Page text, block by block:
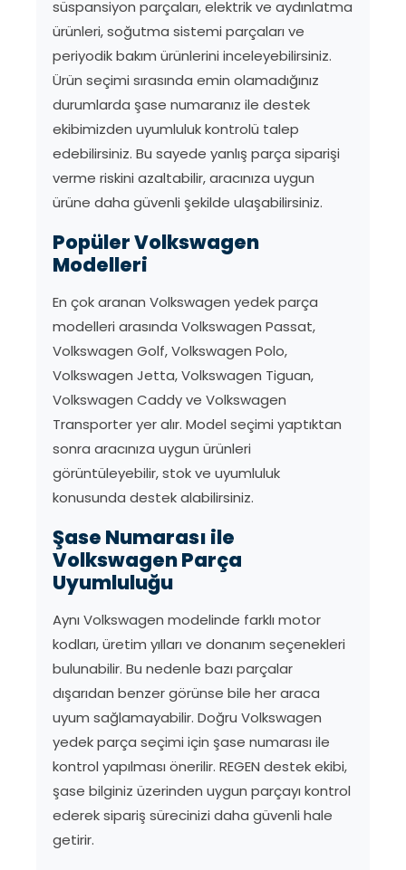
süspansiyon parçaları, elektrik ve aydınlatma
ürünleri, soğutma sistemi parçaları ve
periyodik bakım ürünlerini inceleyebilirsiniz.
Ürün seçimi sırasında emin olamadığınız
durumlarda şase numaranız ile destek
ekibimizden uyumluluk kontrolü talep
edebilirsiniz. Bu sayede yanlış parça siparişi
verme riskini azaltabilir, aracınıza uygun
ürüne daha güvenli şekilde ulaşabilirsiniz.
Popüler Volkswagen
Modelleri
En çok aranan Volkswagen yedek parça
modelleri arasında Volkswagen Passat,
Volkswagen Golf, Volkswagen Polo,
Volkswagen Jetta, Volkswagen Tiguan,
Volkswagen Caddy ve Volkswagen
Transporter yer alır. Model seçimi yaptıktan
sonra aracınıza uygun ürünleri
görüntüleyebilir, stok ve uyumluluk
konusunda destek alabilirsiniz.
Şase Numarası ile
Volkswagen Parça
Uyumluluğu
Aynı Volkswagen modelinde farklı motor
kodları, üretim yılları ve donanım seçenekleri
bulunabilir. Bu nedenle bazı parçalar
dışarıdan benzer görünse bile her araca
uyum sağlamayabilir. Doğru Volkswagen
yedek parça seçimi için şase numarası ile
kontrol yapılması önerilir. REGEN destek ekibi,
şase bilginiz üzerinden uygun parçayı kontrol
ederek sipariş sürecinizi daha güvenli hale
getirir.